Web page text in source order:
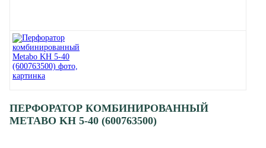
ПЕРФОРАТОР КОМБИНИРОВАННЫЙ
METABO KH 5-40 (600763500)